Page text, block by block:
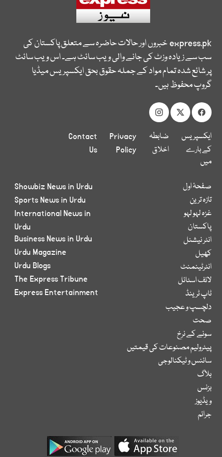
express.pkخبروں اور حالات حاضرہ سے متعلق پاکستان کی
سب سے زیادہ وزٹ کی جانے والی ویب سائٹ ہے۔ اس ویب سائٹ
پر شائع شدہ تمام مواد کے جملہ حقوق بحق ایکسپریس میڈیا
گروپ محفوظ ہیں۔
ایکسپریس
کے بارے
میں
ضابطہ
اخلاق
Privacy
Policy
Contact
Us
صفحۂ اول
تازہ ترین
غزہ لہو لہو
پاکستان
انٹر نیشنل
کھیل
انٹرٹینمنٹ
لائف اسٹائل
ٹاپ ٹرینڈ
دلچسپ و عجیب
صحت
سونے کے نرخ
پیٹرولیم مصنوعات کی قیمتیں
سائنس و ٹیکنالوجی
بلاگ
بزنس
ویڈیوز
جرائم
Showbiz News in Urdu
Sports News in Urdu
International News in
Urdu
Business News in Urdu
Urdu Magazine
Urdu Blogs
The Express Tribune
Express Entertainment